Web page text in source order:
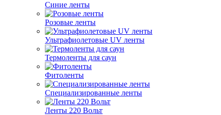
Синие ленты
Розовые ленты
Ультрафиолетовые UV ленты
Термоленты для саун
Фитоленты
Специализированные ленты
Ленты 220 Вольт